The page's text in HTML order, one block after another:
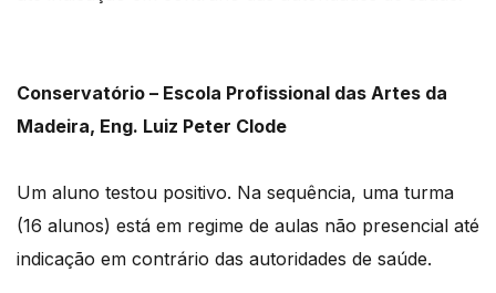
Conservatório – Escola Profissional das Artes da
Madeira, Eng. Luiz Peter Clode
Um aluno testou positivo. Na sequência, uma turma
(16 alunos) está em regime de aulas não presencial até
indicação em contrário das autoridades de saúde.